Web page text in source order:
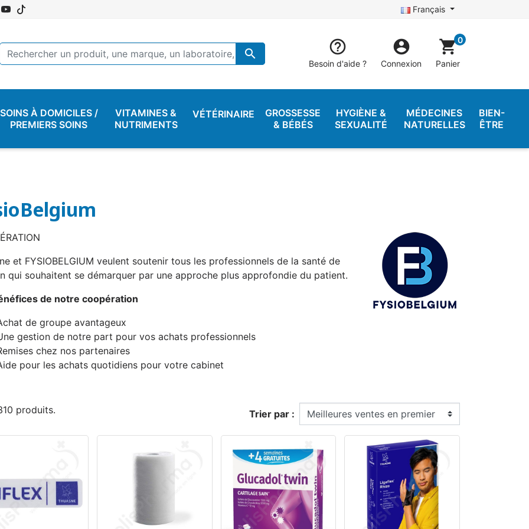
Français
 
Besoin d'aide ?

Connexion
shopping_cart0
Panier
SOINS À DOMICILES /
PREMIERS SOINS
VITAMINES &
NUTRIMENTS
VÉTÉRINAIRE
GROSSESSE
& BÉBÉS
HYGIÈNE &
SEXUALITÉ
MÉDECINES
NATURELLES
BIEN-
ÊTRE
et FYSIOBELGIUM veulent soutenir tous les professionnels de la santé de
qui souhaitent se démarquer par une approche plus approfondie du patient.
de notre coopération
de groupe avantageux
gestion de notre part pour vos achats professionnels
chez nos partenaires
pour les achats quotidiens pour votre cabinet
produits. Trier par :